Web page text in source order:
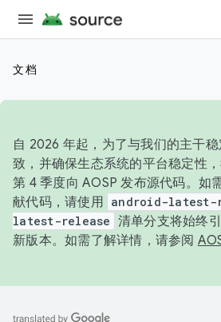
文档
自 2026 年起，为了与我们的主干
致，并确保生态系统的平台稳定性
第 4 季度向 AOSP 发布源代码。如
献代码，请使用 android-latest-
latest-release 清单分支将始终
新版本。如需了解详情，请参阅